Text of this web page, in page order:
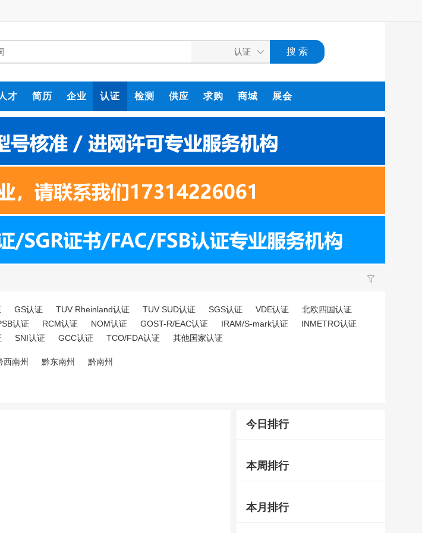
人才 简历 企业 认证 检测 供应 求购 商城 展会
GS认证 TUV Rheinland认证 TUV SUD认证 SGS认证 VDE认证
北欧四国认证
认证 RCM认证 NOM认证 GOST-R/EAC认证 IRAM/S-mark认证
INMETRO认证
SNI认证 GCC认证 TCO/FDA认证 其他国家认证
西南州 黔东南州 黔南州
今日排行
本周排行
本月排行